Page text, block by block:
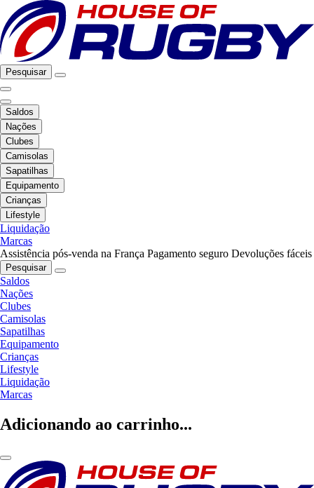
Pesquisar
Saldos
Nações
Clubes
Camisolas
Sapatilhas
Equipamento
Crianças
Lifestyle
Liquidação
Marcas
Assistência pós-venda na França Pagamento seguro Devoluções fáceis
Pesquisar
Saldos
Nações
Clubes
Camisolas
Sapatilhas
Equipamento
Crianças
Lifestyle
Liquidação
Marcas
Adicionando ao carrinho...